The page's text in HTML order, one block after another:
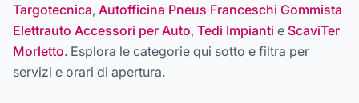
Targotecnica, Autofficina Pneus Franceschi Gommista
Elettrauto Accessori per Auto, Tedi Impianti e ScaviTer
Morletto. Esplora le categorie qui sotto e filtra per
servizi e orari di apertura.